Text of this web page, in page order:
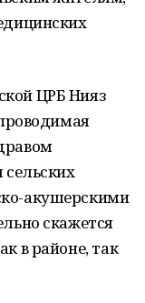
ЦРБ Нияз
сельских
акушерскими
скажется
в районе, так